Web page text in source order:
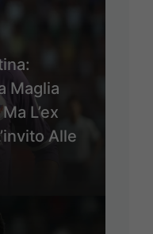
Maglia
L’ex
Alle